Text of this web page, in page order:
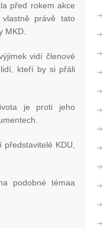
před rokem akce
právě tato
MKD.
vidí členové
kteří by si přáli
je proti jeho
KDU,
podobné témaa